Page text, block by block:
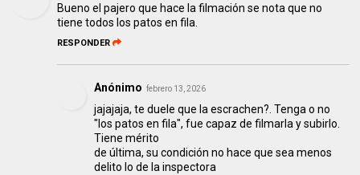
Bueno el pajero que hace la filmación se nota que no
tiene todos los patos en fila.
RESPONDER
Anónimo febrero 13, 2026
jajajaja, te duele que la escrachen?. Tenga o no
"los patos en fila", fue capaz de filmarla y subirlo.
Tiene mérito
de última, su condición no hace que sea menos
delito lo de la inspectora